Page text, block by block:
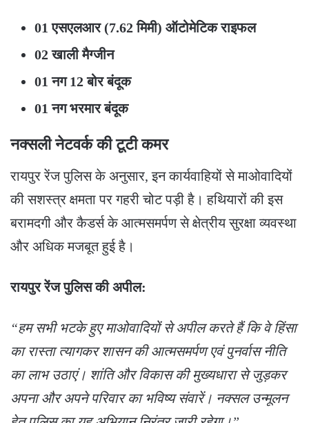
01 एसएलआर (7.62 मिमी) ऑटोमेटिक राइफल
02 खाली मैग्जीन
01 नग 12 बोर बंदूक
01 नग भरमार बंदूक
नक्सली नेटवर्क की टूटी कमर
​रायपुर रेंज पुलिस के अनुसार, इन कार्यवाहियों से माओवादियों
की सशस्त्र क्षमता पर गहरी चोट पड़ी है। हथियारों की इस
बरामदगी और कैडर्स के आत्मसमर्पण से क्षेत्रीय सुरक्षा व्यवस्था
और अधिक मजबूत हुई है।
रायपुर रेंज पुलिस की अपील:
“हम सभी भटके हुए माओवादियों से अपील करते हैं कि वे हिंसा
का रास्ता त्यागकर शासन की आत्मसमर्पण एवं पुनर्वास नीति
का लाभ उठाएं। शांति और विकास की मुख्यधारा से जुड़कर
अपना और अपने परिवार का भविष्य संवारें। नक्सल उन्मूलन